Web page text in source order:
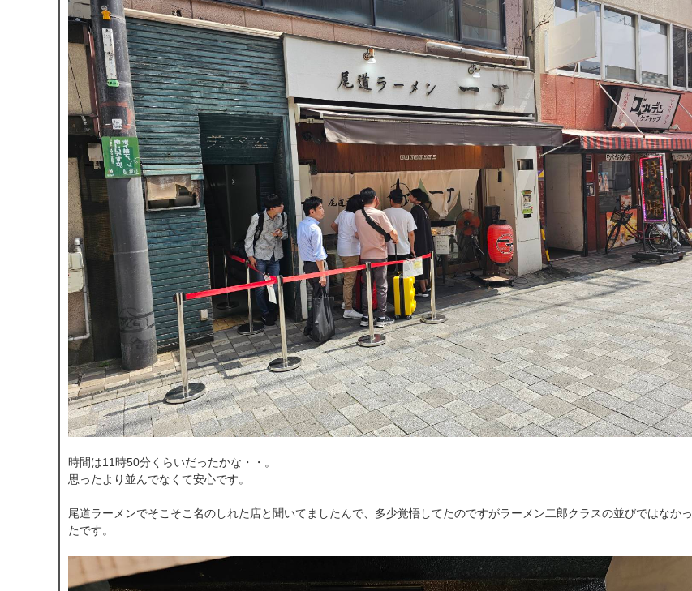
時間は11時50分くらいだったかな・・。
思ったより並んでなくて安心です。
尾道ラーメンでそこそこ名のしれた店と聞いてましたんで、多少覚悟してたのですがラーメン二郎クラスの並びではなかっ
たです。